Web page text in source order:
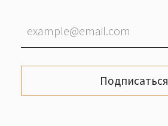
Подписаться